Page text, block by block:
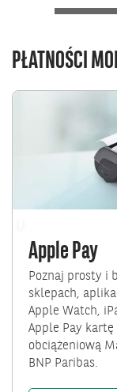
PŁATNOŚCI
Przejdź
Apple Pay
Poznaj prosty i
sklepach,
Apple Watch,
Apple Pay
obciążeniową
BNP Paribas.